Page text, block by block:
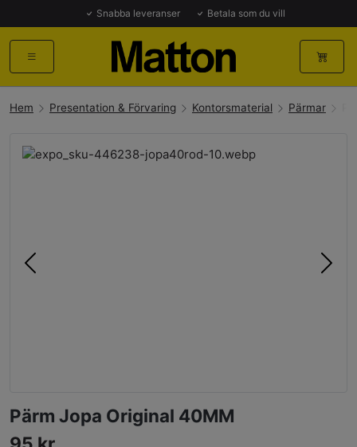
Snabba leveranser Betala som du vill
Hem Presentation & Förvaring Kontorsmaterial Pärmar
Föregående Nästa
Pärm Jopa Original 40MM